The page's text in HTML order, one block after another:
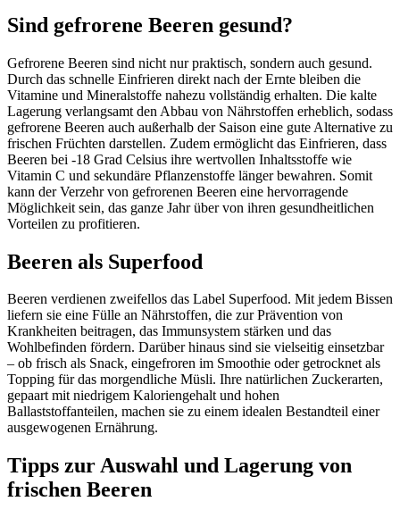
Sind gefrorene Beeren gesund?
Gefrorene Beeren sind nicht nur praktisch, sondern auch gesund.
Durch das schnelle Einfrieren direkt nach der Ernte bleiben die
Vitamine und Mineralstoffe nahezu vollständig erhalten. Die kalte
Lagerung verlangsamt den Abbau von Nährstoffen erheblich, sodass
gefrorene Beeren auch außerhalb der Saison eine gute Alternative zu
frischen Früchten darstellen. Zudem ermöglicht das Einfrieren, dass
Beeren bei -18 Grad Celsius ihre wertvollen Inhaltsstoffe wie
Vitamin C und sekundäre Pflanzenstoffe länger bewahren. Somit
kann der Verzehr von gefrorenen Beeren eine hervorragende
Möglichkeit sein, das ganze Jahr über von ihren gesundheitlichen
Vorteilen zu profitieren.
Beeren als Superfood
Beeren verdienen zweifellos das Label Superfood. Mit jedem Bissen
liefern sie eine Fülle an Nährstoffen, die zur Prävention von
Krankheiten beitragen, das Immunsystem stärken und das
Wohlbefinden fördern. Darüber hinaus sind sie vielseitig einsetzbar
– ob frisch als Snack, eingefroren im Smoothie oder getrocknet als
Topping für das morgendliche Müsli. Ihre natürlichen Zuckerarten,
gepaart mit niedrigem Kaloriengehalt und hohen
Ballaststoffanteilen, machen sie zu einem idealen Bestandteil einer
ausgewogenen Ernährung.
Tipps zur Auswahl und Lagerung von
frischen Beeren